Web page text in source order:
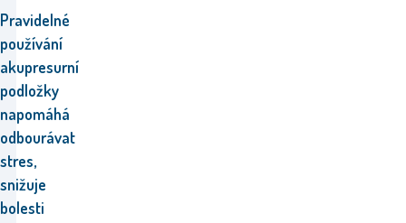
Pravidelné
používání
akupresurní
podložky
napomáhá
odbourávat
stres,
snižuje
bolesti